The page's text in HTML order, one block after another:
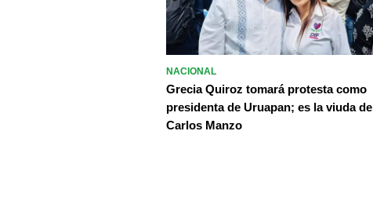
NACIONAL
Grecia Quiroz tomará protesta como
presidenta de Uruapan; es la viuda de
Carlos Manzo